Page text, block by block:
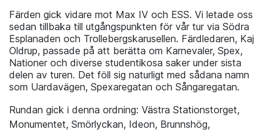
Färden gick vidare mot Max IV och ESS. Vi letade oss
sedan tillbaka till utgångspunkten för vår tur via Södra
Esplanaden och Trollebergskarusellen. Färdledaren, Kaj
Oldrup, passade på att berätta om Karnevaler, Spex,
Nationer och diverse studentikosa saker under sista
delen av turen. Det föll sig naturligt med sådana namn
som Uardavägen, Spexaregatan och Sångaregatan.
Rundan gick i denna ordning: Västra Stationstorget,
Monumentet, Smörlyckan, Ideon, Brunnshög,